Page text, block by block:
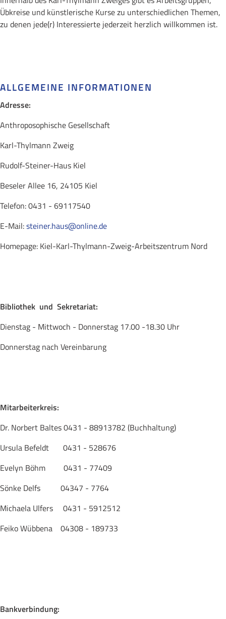
Übkreise und künstlerische Kurse zu unterschiedlichen Themen,
zu denen jede(r) Interessierte jederzeit herzlich willkommen ist.
ALLGEMEINE INFORMATIONEN
Adresse:
Anthroposophische Gesellschaft
Karl-Thylmann Zweig
Rudolf-Steiner-Haus Kiel
Beseler Allee 16, 24105 Kiel
Telefon: 0431 - 69117540
E-Mail:steiner.haus@online.de
Homepage: Kiel-Karl-Thylmann-Zweig-Arbeitszentrum Nord
Bibliothek und Sekretariat:
Dienstag - Mittwoch - Donnerstag 17.00 -18.30 Uhr
Donnerstag nach Vereinbarung
Mitarbeiterkreis:
Dr. Norbert Baltes 0431 - 88913782 (Buchhaltung)
Ursula Befeldt 0431 - 528676
Evelyn Böhm 0431 - 77409
Sönke Delfs 04347 - 7764
Michaela Ulfers 0431 - 5912512
Feiko Wübbena 04308 - 189733
Bankverbindung: